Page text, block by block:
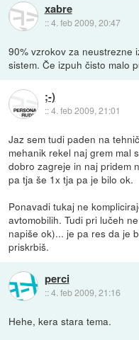
xabre
::4. feb 2009, 20:47
90% vzrokov za neustrezne
sistem. Če izpuh čisto malo
;-)
::4. feb 2009, 21:01
Jaz sem tudi paden na
mehanik rekel naj grem mal
dobro zagreje in naj pridem
pa tja še 1x tja pa je bilo ok.
Ponavadi tukaj ne
avtomobilih. Tudi pri lučeh
napiše ok)... je pa res da je
priskrbiš.
perci
::4. feb 2009, 21:16
Hehe, kera stara tema.